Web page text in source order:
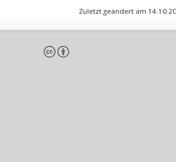
Zuletzt geändert am
cb